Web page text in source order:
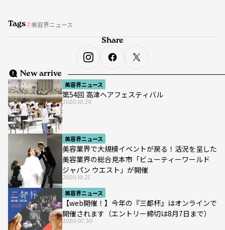
Tags 美容界ニュース
New arrive
美容界ニュース
第54回 高津ヘアフェスティバル
2020.10.29
美容界ニュース
美容業界で大規模イベントが戻る！活況を呈した
美容業界の総合見本市「ビューティーワールド
ジャパン ウエスト」が開催
2020.10.21
美容界ニュース
【web開催！】今年の『三都杯』はオンラインで
開催されます（エントリー締切は8月7日まで）
2020.07.30
Share